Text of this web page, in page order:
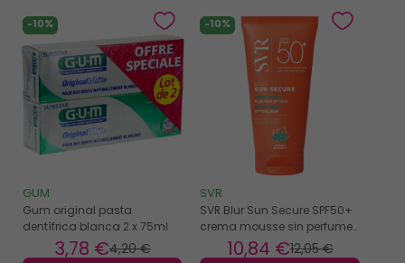
-10%
GUM
Gum original pasta
dentífrica blanca 2 x 75ml
4,20 €
3,78 €
-10%
SVR
SVR Blur Sun Secure SPF50+
crema mousse sin perfume
50ml
12,05 €
10,84 €